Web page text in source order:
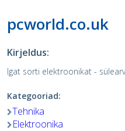
pcworld.co.uk
Kirjeldus:
Igat sorti elektroonikat -
Kategooriad:
Tehnika
Elektroonika